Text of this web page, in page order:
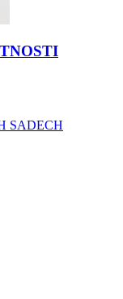
SADECH